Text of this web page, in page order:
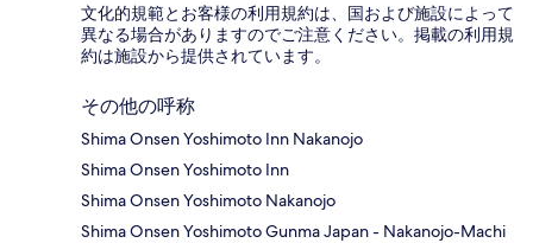
文化的規範とお客様の利用規約は、国および施設によって
異なる場合がありますのでご注意ください。掲載の利用規
約は施設から提供されています。
その他の呼称
Shima Onsen Yoshimoto Inn Nakanojo
Shima Onsen Yoshimoto Inn
Shima Onsen Yoshimoto Nakanojo
Shima Onsen Yoshimoto Gunma Japan - Nakanojo-Machi